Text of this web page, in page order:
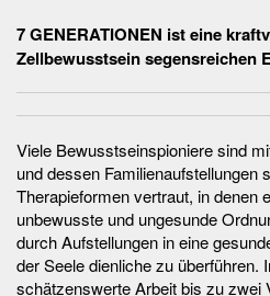
7 GENERATIONEN ist eine
Zellbewusstsein segensreichen
Viele Bewusstseinspioniere sind
und dessen Familienaufstellungen
Therapieformen vertraut, in denen
unbewusste und ungesunde
durch Aufstellungen in eine
der Seele dienliche zu überführen.
schätzenswerte Arbeit bis zu zwei